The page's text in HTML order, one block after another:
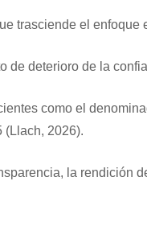
trasciende el
de deterioro de la
como el
(Llach, 2026).
la rendición